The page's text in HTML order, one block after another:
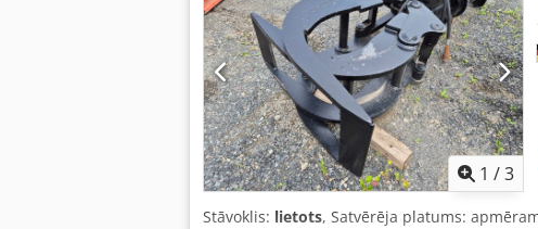
1 /3
Stāvoklis: lietots, Satvērēja platums: